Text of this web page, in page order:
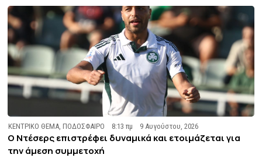
ΚΕΝΤΡΙΚΟ ΘΕΜΑ ,ΠΟΔΟΣΦΑΙΡΟ 8:13 πμ 9 Αυγούστου, 2026
Ο Ντέσερς επιστρέφει δυναμικά και ετοιμάζεται για
την άμεση συμμετοχή